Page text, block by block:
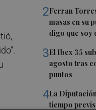
2Ferran
masas en su
digo que soy
3El Ibex 35
agosto tras
puntos
4La
tiempo